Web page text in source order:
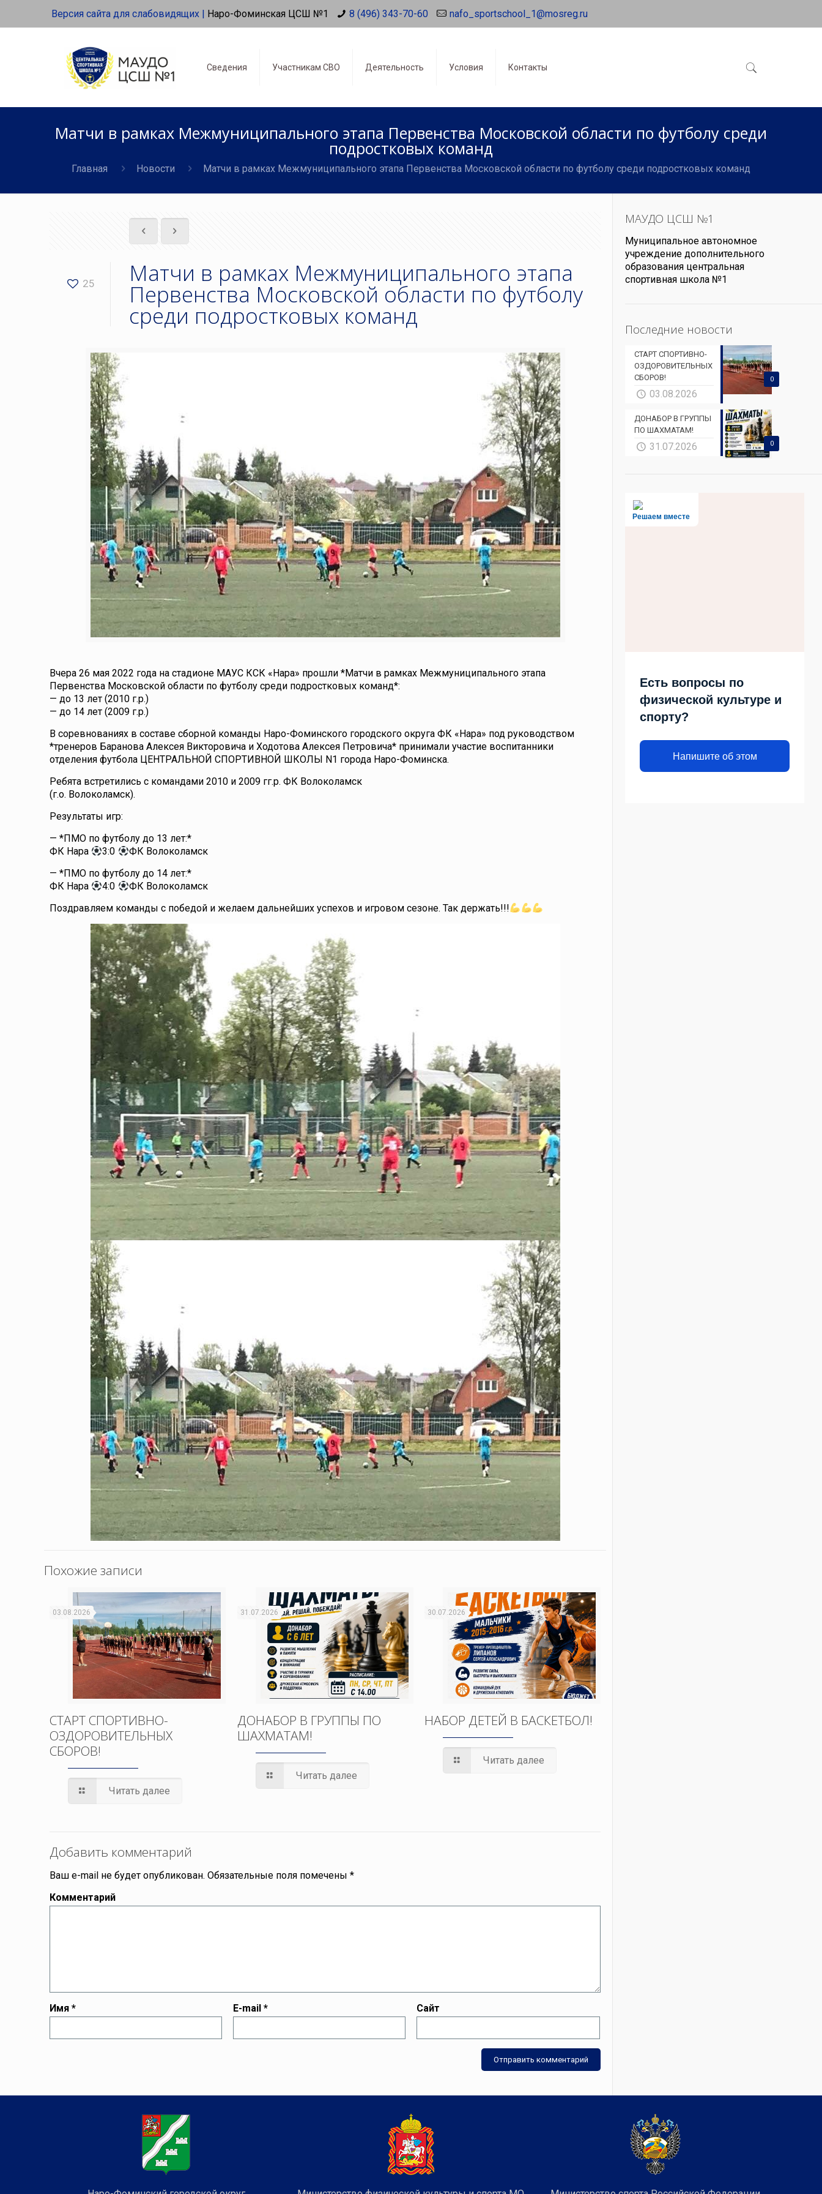
Версия сайта для слабовидящих | Наро-Фоминская ЦСШ №1 8 (496) 343-70-60 nafo_sportschool_1@mosreg.ru
Сведения Участникам СВО Деятельность Условия Контакты
Матчи в рамках Межмуниципального этапа Первенства Московской области по футболу среди
подростковых команд
Главная Новости Матчи в рамках Межмуниципального этапа Первенства Московской области по футболу среди подростковых команд
25 Матчи в рамках Межмуниципального этапа
Первенства Московской области по футболу
среди подростковых команд
Вчера 26 мая 2022 года на стадионе МАУС КСК «Нара» прошли *Матчи в рамках Межмуниципального этапа
Первенства Московской области по футболу среди подростковых команд*:
— до 13 лет (2010 г.р.)
— до 14 лет (2009 г.р.)
В соревнованиях в составе сборной команды Наро-Фоминского городского округа ФК «Нара» под руководством
*тренеров Баранова Алексея Викторовича и Ходотова Алексея Петровича* принимали участие воспитанники
отделения футбола ЦЕНТРАЛЬНОЙ СПОРТИВНОЙ ШКОЛЫ N1 города Наро-Фоминска.
Ребята встретились с командами 2010 и 2009 гг.р. ФК Волоколамск
(г.о. Волоколамск).
Результаты игр:
— *ПМО по футболу до 13 лет:*
ФК Нара
3:0
ФК Волоколамск
— *ПМО по футболу до 14 лет:*
ФК Нара
4:0
ФК Волоколамск
Поздравляем команды с победой и желаем дальнейших успехов и игровом сезоне. Так держать!!!
Похожие записи
03.08.2026
СТАРТ СПОРТИВНО-
ОЗДОРОВИТЕЛЬНЫХ
СБОРОВ!
Читать далее
31.07.2026
ДОНАБОР В ГРУППЫ ПО
ШАХМАТАМ!
Читать далее
30.07.2026
НАБОР ДЕТЕЙ В БАСКЕТБОЛ!
Читать далее
Добавить комментарий
Ваш e-mail не будет опубликован. Обязательные поля помечены*
Комментарий
Имя* E-mail* Сайт
МАУДО ЦСШ №1
Муниципальное автономное
учреждение дополнительного
образования центральная
спортивная школа №1
Последние новости
0
СТАРТ СПОРТИВНО-
ОЗДОРОВИТЕЛЬНЫХ
СБОРОВ!
03.08.2026
0
ДОНАБОР В ГРУППЫ
ПО ШАХМАТАМ!
31.07.2026
Решаем вместе
Есть вопросы по
физической культуре и
спорту?
Напишите об этом